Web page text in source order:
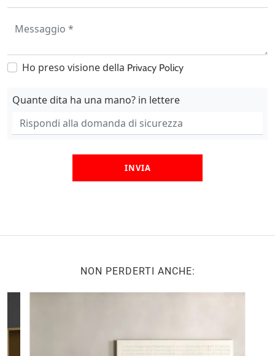
Ho preso visione della Privacy Policy
Quante dita ha una mano? in lettere
INVIA
NON PERDERTI ANCHE: